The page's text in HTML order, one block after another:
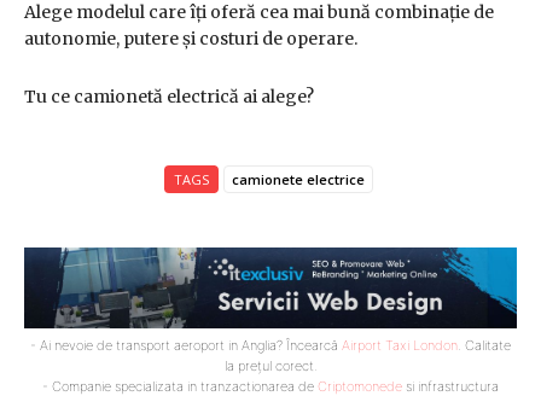
Alege modelul care îți oferă cea mai bună combinație de
autonomie, putere și costuri de operare.
Tu ce camionetă electrică ai alege?
TAGS camionete electrice
- Ai nevoie de transport aeroport in Anglia? Încearcă Airport Taxi London . Calitate
la prețul corect.
- Companie specializata in tranzactionarea de Criptomonede si infrastructura